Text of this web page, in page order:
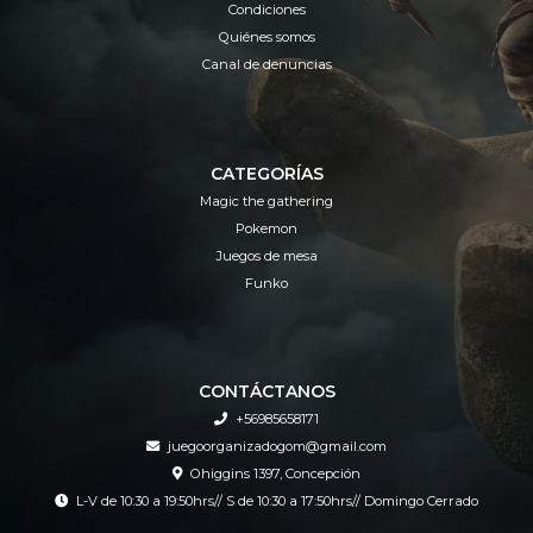
Condiciones
Quiénes somos
Canal de denuncias
CATEGORÍAS
Magic the gathering
Pokemon
Juegos de mesa
Funko
CONTÁCTANOS
+56985658171
juegoorganizadogom@gmail.com
Ohiggins 1397, Concepción
L-V de 10:30 a 19:50hrs// S de 10:30 a 17:50hrs// Domingo Cerrado